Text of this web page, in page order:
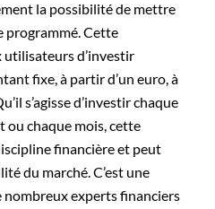
la possibilité de mettre
programmé. Cette
d’investir
fixe, à partir d’un euro, à
s’agisse d’investir chaque
ou chaque mois, cette
financière et peut
du marché. C’est une
experts financiers